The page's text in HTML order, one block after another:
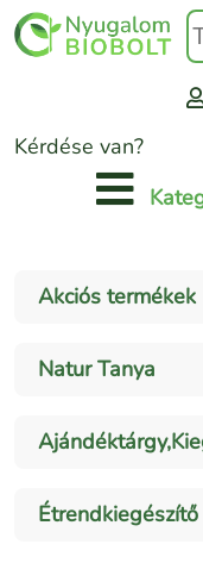
Kérdése van?
Akciós termékek
Natur Tanya
Étrendkiegészítő